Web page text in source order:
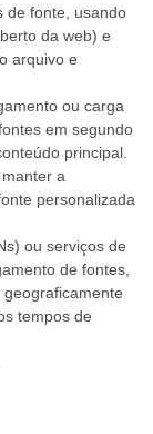
de fonte, usando
da web) e
arquivo e
ou carga
em segundo
principal.
a
personalizada
ou serviços de
de fontes,
tempos de